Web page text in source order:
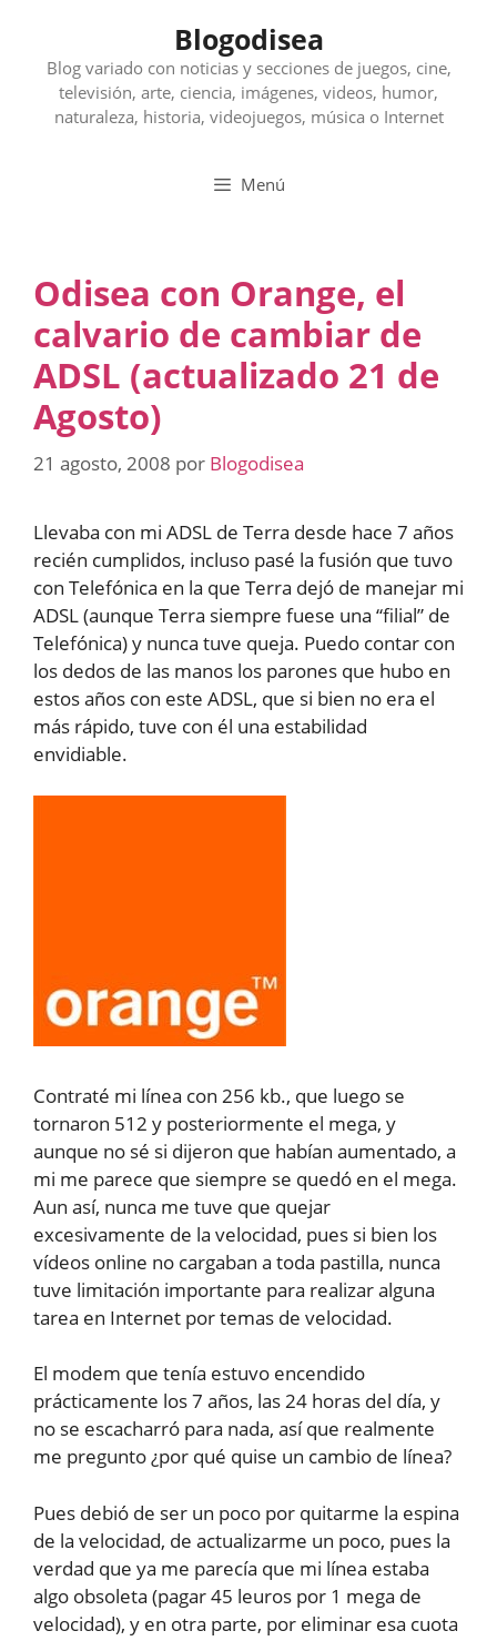
contenido
Blogodisea
Blog variado con noticias y secciones de juegos, cine,
televisión, arte, ciencia, imágenes, videos, humor,
naturaleza, historia, videojuegos, música o Internet
Menú
Odisea con Orange, el
calvario de cambiar de
ADSL (actualizado 21 de
Agosto)
21 agosto, 2008 por Blogodisea
Llevaba con mi ADSL de Terra desde hace 7 años
recién cumplidos, incluso pasé la fusión que tuvo
con Telefónica en la que Terra dejó de manejar mi
ADSL (aunque Terra siempre fuese una “filial” de
Telefónica) y nunca tuve queja. Puedo contar con
los dedos de las manos los parones que hubo en
estos años con este ADSL, que si bien no era el
más rápido, tuve con él una estabilidad
envidiable.
Contraté mi línea con 256 kb., que luego se
tornaron 512 y posteriormente el mega, y
aunque no sé si dijeron que habían aumentado, a
mi me parece que siempre se quedó en el mega.
Aun así, nunca me tuve que quejar
excesivamente de la velocidad, pues si bien los
vídeos online no cargaban a toda pastilla, nunca
tuve limitación importante para realizar alguna
tarea en Internet por temas de velocidad.
El modem que tenía estuvo encendido
prácticamente los 7 años, las 24 horas del día, y
no se escacharró para nada, así que realmente
me pregunto ¿por qué quise un cambio de línea?
Pues debió de ser un poco por quitarme la espina
de la velocidad, de actualizarme un poco, pues la
verdad que ya me parecía que mi línea estaba
algo obsoleta (pagar 45 leuros por 1 mega de
velocidad), y en otra parte, por eliminar esa cuota